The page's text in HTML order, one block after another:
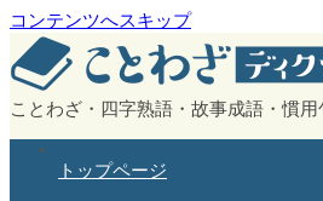
コンテンツへスキップ
ことわざ・四字熟語・故事成語・慣
トップページ